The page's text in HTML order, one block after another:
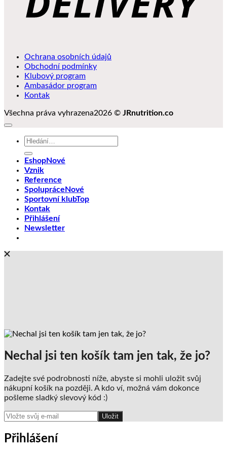
Ochrana osobních údajů
Obchodní podmínky
Klubový program
Ambasádor program
Kontak
Všechna práva vyhrazena2026 © JRnutrition.co
Hledat:
Eshop
Vznik
Reference
Spolupráce
Sportovní klub
Kontak
Přihlášení
Newsletter
Nechal jsi ten košík tam jen tak, že jo?
Zadejte své podrobnosti níže, abyste si mohli uložit svůj
nákupní košík na později. A kdo ví, možná vám dokonce
pošleme sladký slevový kód :)
Uložit
Přihlášení